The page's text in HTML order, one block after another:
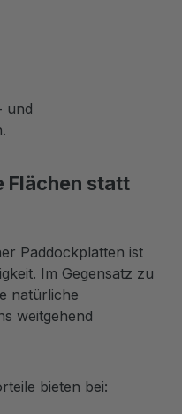
und
Flächen statt
Paddockplatten ist
Im Gegensatz zu
natürliche
weitgehend
bieten bei: